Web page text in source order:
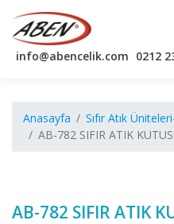
info@abencelik.com 0212
Anasayfa
Sıfır Atık
AB-782 SIFIR ATIK
AB-782 SIFIR ATIK